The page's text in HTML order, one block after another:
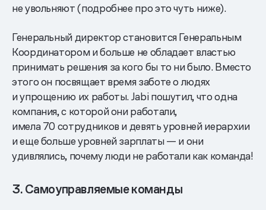
не увольняют (подробнее про это чуть ниже).
Генеральный директор становится Генеральным
Координатором и больше не обладает властью
принимать решения за кого бы то ни было. Вместо
этого он посвящает время заботе о людях
и упрощению их работы. Jabi пошутил, что одна
компания, с которой они работали,
имела 70 сотрудников и девять уровней иерархии
и еще больше уровней зарплаты — и они
удивлялись, почему люди не работали как команда!
3. Самоуправляемые команды